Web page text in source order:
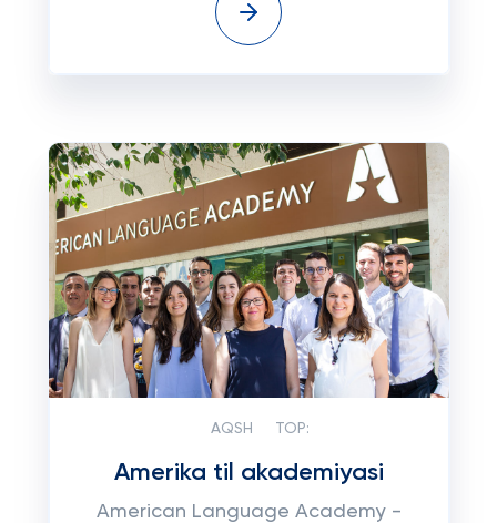
AQSH TOP:
Amerika til akademiyasi
American Language Academy -